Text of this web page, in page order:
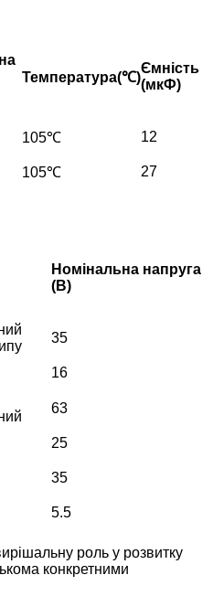
Температура(℃)
Ємність
(мкФ)
105℃ 12
105℃ 27
Номінальна напруга
(В)
35
16
63
25
35
5.5
роль у розвитку
конкретними